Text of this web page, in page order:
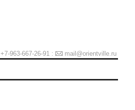
+7-963-667-26-91 : mail@orientville.ru